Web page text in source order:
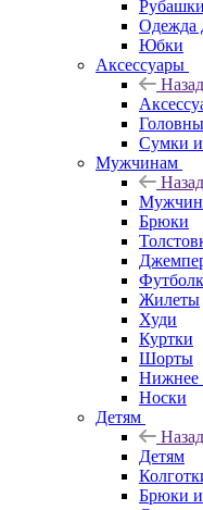
Рубашки
Одежда
Юбки
Аксессуары
Назад
Сумки
Мужчинам
Назад
Брюки
Жилеты
Худи
Куртки
Шорты
Нижнее
Носки
Детям
Назад
Детям
Брюки